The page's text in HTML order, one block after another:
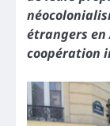
étrangers en
coopération